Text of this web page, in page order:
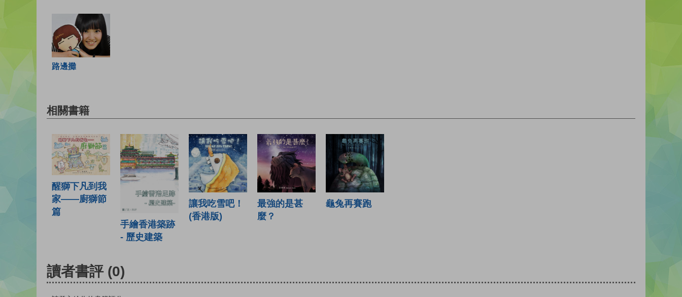
路邊攤
相關書籍
醒獅下凡到我
家——廚獅節
篇
手繪香港築跡
- 歷史建築
讓我吃雪吧！
(香港版)
最強的是甚
麼？
龜兔再賽跑
讀者書評 (0)